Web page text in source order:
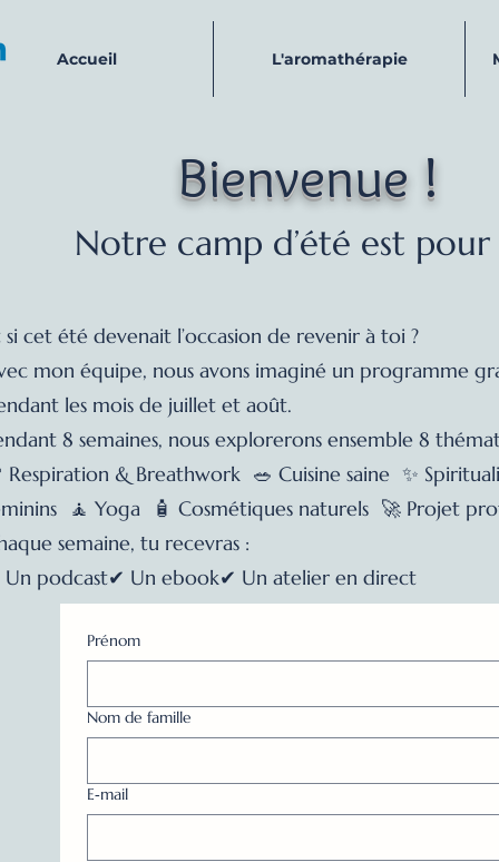
Accueil L'aromathérapie
Bienvenue !
Notre camp d’été est
si cet été devenait l’occasion de revenir à toi ?
mon équipe, nous avons imaginé un programme
les mois de juillet et août.
8 semaines, nous explorerons ensemble 8
Respiration & Breathwork 🥗 Cuisine saine ✨
🧘 Yoga 🧴 Cosmétiques naturels 🚀 Projet
semaine, tu recevras :
podcast ✔ Un ebook ✔ Un atelier en direct
Prénom
Nom de famille
E‑mail